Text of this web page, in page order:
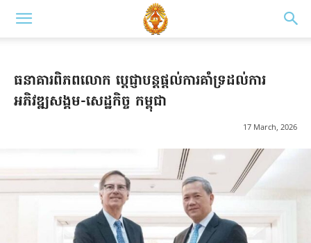
ធនាគារពិភពលោក ប្ដេជ្ញាបន្តផ្ដល់ការគាំទ្រដល់ការ
អភិវឌ្ឍសង្គម-សេដ្ឋកិច្ច កម្ពុជា
17 March, 2026